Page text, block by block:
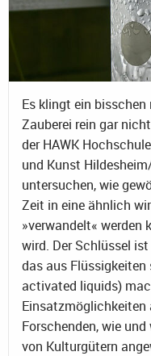
Es klingt ein
Zauberei rein gar
der HAWK
und Kunst
untersuchen, wie
Zeit in eine ähnlich
»verwandelt« werden
wird. Der Schlüssel
das aus Flüssigkeiten
activated liquids)
Forschenden, wie
von Kulturgütern